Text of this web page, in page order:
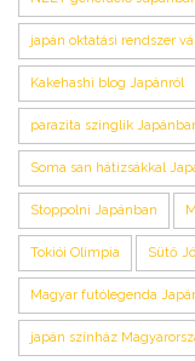
japán oktatási rendszer
Kakehashi blog Japánról
parazita szinglik
Soma san hátizsákkal
Stoppolni Japánban
Tokiói Olimpia Sütő
Magyar futólegenda
japán színház